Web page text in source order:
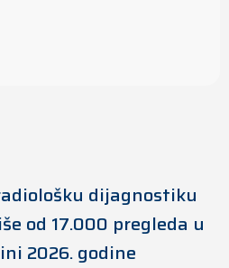
dijagnostiku
od 17.000 pregleda u
2026. godine